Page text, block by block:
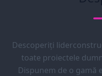
Descoperiți
toate proiectele
Dispunem de o gamă